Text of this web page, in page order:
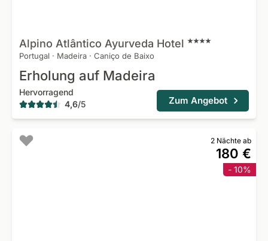
Alpino Atlântico Ayurveda Hotel
Portugal · Madeira · Caniço de Baixo
Erholung auf Madeira
Hervorragend
4,6/5 Zum Angebot
2 Nächte ab
180 €
- 10%